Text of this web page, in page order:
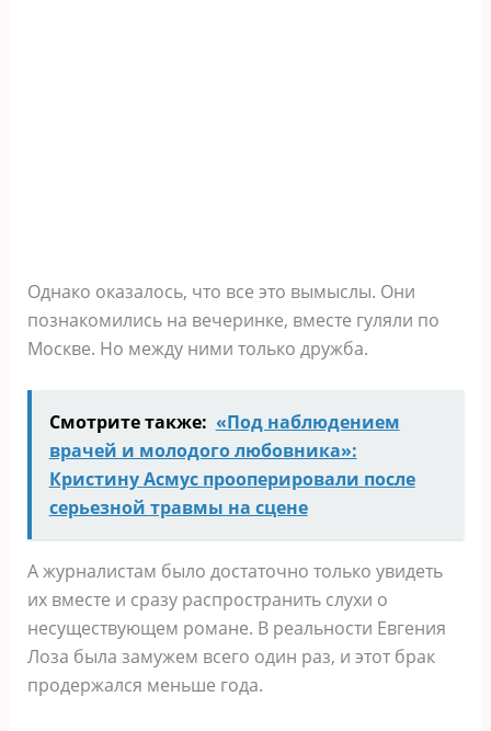
Однако оказалось, что все это вымыслы. Они
познакомились на вечеринке, вместе гуляли по
Москве. Но между ними только дружба.
Смотрите также: «Под наблюдением
врачей и молодого любовника»:
Кристину Асмус прооперировали после
серьезной травмы на сцене
А журналистам было достаточно только увидеть
их вместе и сразу распространить слухи о
несуществующем романе. В реальности Евгения
Лоза была замужем всего один раз, и этот брак
продержался меньше года.